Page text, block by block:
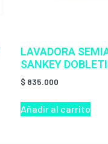
LAVADORA
SANKEY
$ 835.000
Añadir al carrito